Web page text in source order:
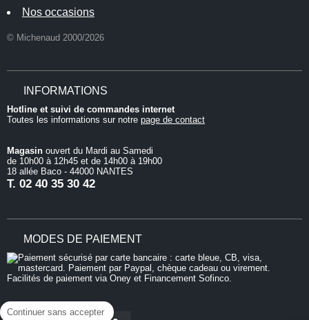
Continuer sans accepter
Nos occasions
© Michenaud 2000/2026
INFORMATIONS
Hotline et suivi de commandes internet
Toutes les informations sur notre page de contact
Magasin ouvert du Mardi au Samedi
de 10h00 à 12h45 et de 14h00 à 19h00
18 allée Baco - 44000 NANTES
T. 02 40 35 30 42
MODES DE PAIEMENT